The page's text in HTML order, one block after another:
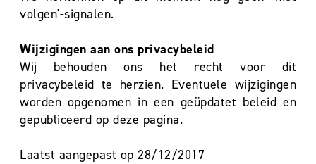
volgen'-signalen.
Wijzigingen aan ons privacybeleid
Wij behouden ons het recht voor dit
privacybeleid te herzien. Eventuele wijzigingen
worden opgenomen in een geüpdatet beleid en
gepubliceerd op deze pagina.
Laatst aangepast op 28/12/2017